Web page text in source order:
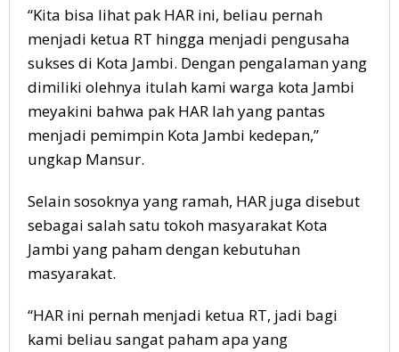
“Kita bisa lihat pak HAR ini, beliau pernah
menjadi ketua RT hingga menjadi pengusaha
sukses di Kota Jambi. Dengan pengalaman yang
dimiliki olehnya itulah kami warga kota Jambi
meyakini bahwa pak HAR lah yang pantas
menjadi pemimpin Kota Jambi kedepan,”
ungkap Mansur.
Selain sosoknya yang ramah, HAR juga disebut
sebagai salah satu tokoh masyarakat Kota
Jambi yang paham dengan kebutuhan
masyarakat.
“HAR ini pernah menjadi ketua RT, jadi bagi
kami beliau sangat paham apa yang